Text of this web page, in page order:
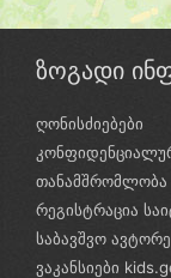
ზოგადი
ღონისძიებები
თანამშრომლობა
რეგისტრაცია
საბავშვო
ვაკანსიები